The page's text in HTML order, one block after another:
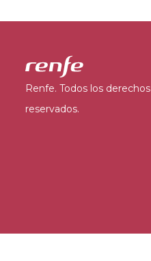
Renfe. Todos los derechos
reservados.